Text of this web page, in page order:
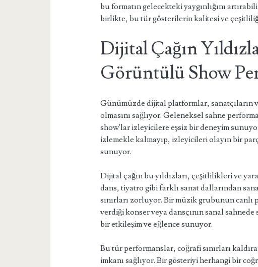
bu formatın gelecekteki yaygınlığını
birlikte, bu tür gösterilerin kalitesi ve
Dijital Çağın
Görüntülü Show
Günümüzde dijital platformlar, sanatçıların
olmasını sağlıyor. Geleneksel sahne
show'lar izleyicilere eşsiz bir deneyim
izlemekle kalmayıp, izleyicileri olayın bir
sunuyor.
Dijital çağın bu yıldızları, çeşitlilikleri ve
dans, tiyatro gibi farklı sanat dallarından
sınırları zorluyor. Bir müzik grubunun canlı
verdiği konser veya dansçının sanal
bir etkileşim ve eğlence sunuyor.
Bu tür performanslar, coğrafi sınırları
imkanı sağlıyor. Bir gösteriyi herhangi bir